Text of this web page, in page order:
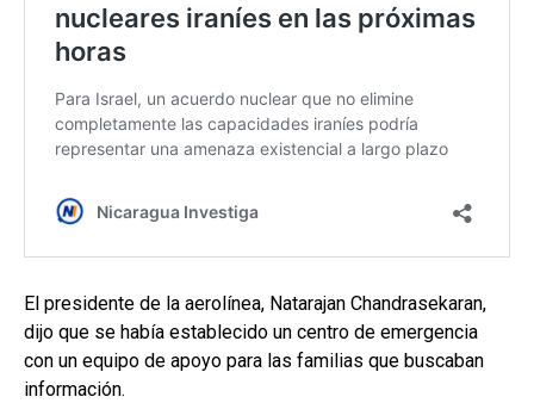
El presidente de la aerolínea, Natarajan Chandrasekaran,
dijo que se había establecido un centro de emergencia
con un equipo de apoyo para las familias que buscaban
información.